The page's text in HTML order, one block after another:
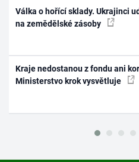
Válka o hořící sklady. Ukrajinci
na zemědělské zásoby
Kraje nedostanou z fondu ani
Ministerstvo krok vysvětluje